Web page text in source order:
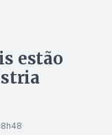
estão